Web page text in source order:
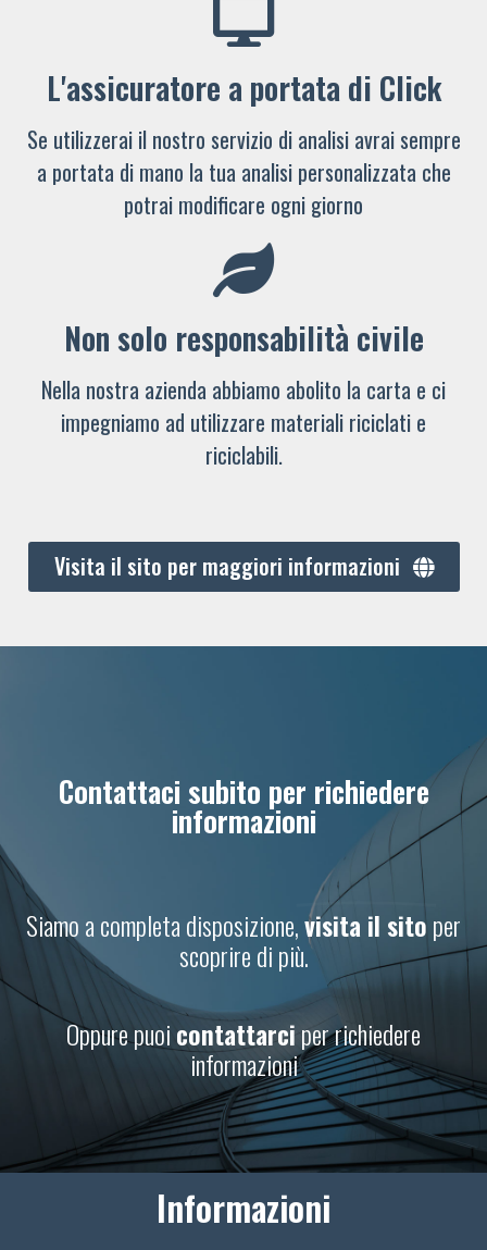
L'assicuratore a portata di Click
Se utilizzerai il nostro servizio di analisi avrai sempre
a portata di mano la tua analisi personalizzata che
potrai modificare ogni giorno
Non solo responsabilità civile
Nella nostra azienda abbiamo abolito la carta e ci
impegniamo ad utilizzare materiali riciclati e
riciclabili.
Visita il sito per maggiori informazioni
Contattaci subito per richiedere
informazioni
Siamo a completa disposizione,visita il sitoper
scoprire di più.
Oppure puoicontattarciper richiedere
informazioni
Informazioni